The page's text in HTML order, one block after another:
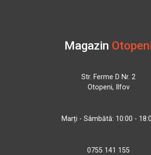
Magazin
Str. Ferme D Nr. 2
Otopeni, Ilfov
Marți - Sâmbătă: 10:00 -
0755 141 155